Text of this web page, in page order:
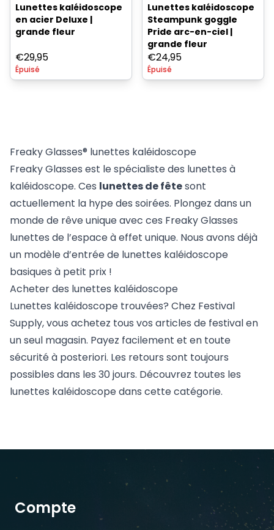
Lunettes kaléidoscope
en acier Deluxe |
grande fleur
€29,95
Épuisé
Lunettes kaléidoscope
Steampunk goggle
Pride arc-en-ciel |
grande fleur
€24,95
Épuisé
Freaky Glasses® lunettes kaléidoscope
Freaky Glasses est le spécialiste des lunettes à
kaléidoscope. Ces lunettes de fêtesont
actuellement la hype des soirées. Plongez dans un
monde de rêve unique avec ces Freaky Glasses
lunettes de l’espaceà effet unique. Nous avons déjà
un modèle d’entrée de lunettes kaléidoscope
basiques à petit prix !
Acheter des lunettes kaléidoscope
Lunettes kaléidoscope trouvées? Chez Festival
Supply, vous achetez tous vos articles de festival en
un seul magasin. Payez facilement et en toute
sécurité à posteriori. Les retours sont toujours
possibles dans les 30 jours. Découvrez toutes les
lunettes kaléidoscope dans cette catégorie.
Compte